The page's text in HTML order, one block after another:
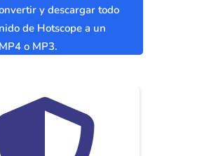
y descargar todo
de Hotscope a un
o MP3.